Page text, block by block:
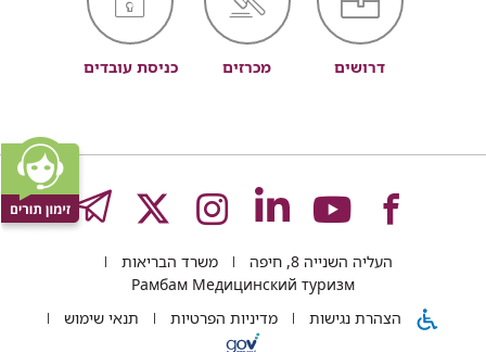
דרושים מכרזים כניסת עובדים
לעמוד
של
לעמוד
של
לעמוד
של
לעמוד
של
לעמוד
של
העליה השנייה 8, חיפה
משרד הבריאות
Рамбам Медицинский туризм
הצהרת נגישות
מדיניות הפרטיות תנאי שימוש